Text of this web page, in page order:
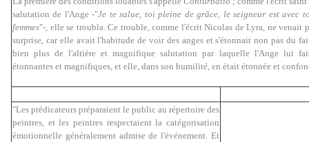
salutation de l'Ange -"Je te salue, toi pleine de grâce, le seigneur est avec
femmes"-, elle se troubla. Ce trouble, comme l'écrit Nicolas de Lyra, ne venait
surprise, car elle avait l'habitude de voir des anges et s'étonnait non pas du
bien plus de l'altière et magnifique salutation par laquelle l'Ange lui
étonnantes et magnifiques, et elle, dans son humilité, en était étonnée et
"Les prédicateurs préparaient le public au répertoire des
peintres, et les peintres respectaient la catégorisation
émotionnelle généralement admise de l'événement. Et